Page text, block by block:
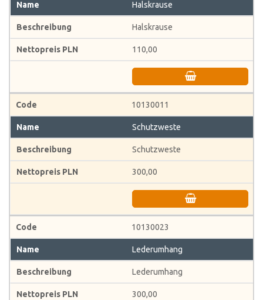
Halskrause
Halskrause
110,00
10130011
Schutzweste
Schutzweste
300,00
10130023
Lederumhang
Lederumhang
300,00